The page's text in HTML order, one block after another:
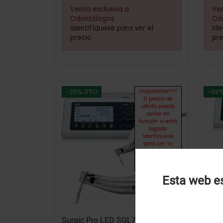
Venta exclusiva a
Odontólogos
Identifíquese para ver el
precio
-20% DTO
Importante!!!!!!
El precio de
oferta puede
variar en
función si está
logado.
Identíquese
para ver su
oferta
Surgic Pro LED SGL70M + CA X-
-
Esta web